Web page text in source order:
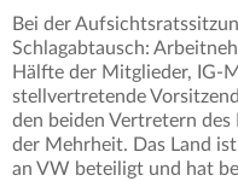
Bei der
Schlagabtausch:
Hälfte der Mitglieder, IG-
stellvertretende
den beiden Vertretern des
der Mehrheit. Das Land
an VW beteiligt und hat